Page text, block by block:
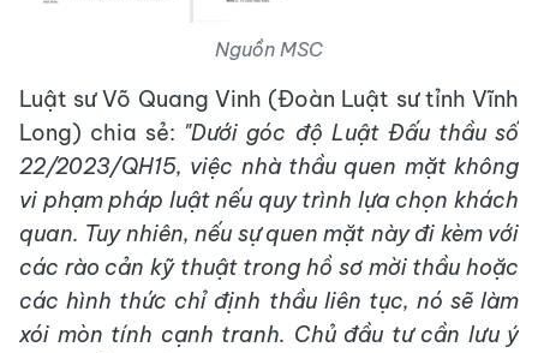
Nguồn MSC
Luật sư Võ Quang Vinh (Đoàn Luật sư tỉnh Vĩnh
Long) chia sẻ: "Dưới góc độ Luật Đấu thầu số
22/2023/QH15, việc nhà thầu quen mặt không
vi phạm pháp luật nếu quy trình lựa chọn khách
quan. Tuy nhiên, nếu sự quen mặt này đi kèm với
các rào cản kỹ thuật trong hồ sơ mời thầu hoặc
các hình thức chỉ định thầu liên tục, nó sẽ làm
xói mòn tính cạnh tranh. Chủ đầu tư cần lưu ý